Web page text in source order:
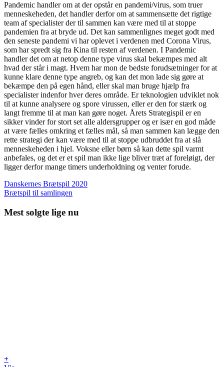
Pandemic handler om at der opstår en pandemi/virus, som truer
menneskeheden, det handler derfor om at sammensætte det rigtige
team af specialister der til sammen kan være med til at stoppe
pandemien fra at bryde ud. Det kan sammenlignes meget godt med
den seneste pandemi vi har oplevet i verdenen med Corona Virus,
som har spredt sig fra Kina til resten af verdenen. I Pandemic
handler det om at netop denne type virus skal bekæmpes med alt
hvad der står i magt. Hvem har mon de bedste forudsætninger for at
kunne klare denne type angreb, og kan det mon lade sig gøre at
bekæmpe den på egen hånd, eller skal man bruge hjælp fra
specialister indenfor hver deres område. Er teknologien udviklet nok
til at kunne analysere og spore virussen, eller er den for stærk og
langt fremme til at man kan gøre noget. Årets Strategispil er en
sikker vinder for stort set alle aldersgrupper og er især en god måde
at være fælles omkring et fælles mål, så man sammen kan lægge den
rette strategi der kan være med til at stoppe udbruddet fra at slå
menneskeheden i hjel. Voksne eller børn så kan dette spil varmt
anbefales, og det er et spil man ikke lige bliver træt af foreløigt, der
ligger derfor mange timers underholdning og venter forude.
Danskernes Brætspil 2020
Brætspil til samlingen
Mest solgte lige nu
+